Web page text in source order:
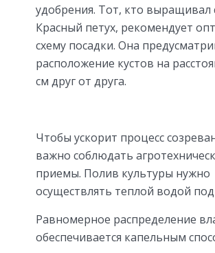
удобрения. Тот, кто выращивал
Красный петух, рекомендует
схему посадки. Она
расположение кустов на
см друг от друга.
Чтобы ускорит процесс
важно соблюдать
приемы. Полив культуры нужно
осуществлять теплой водой
Равномерное распределение
обеспечивается капельным